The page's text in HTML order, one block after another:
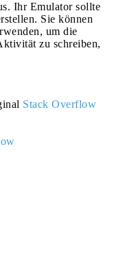
Ihr Emulator sollte
Sie können
um die
zu schreiben,
Stack Overflow